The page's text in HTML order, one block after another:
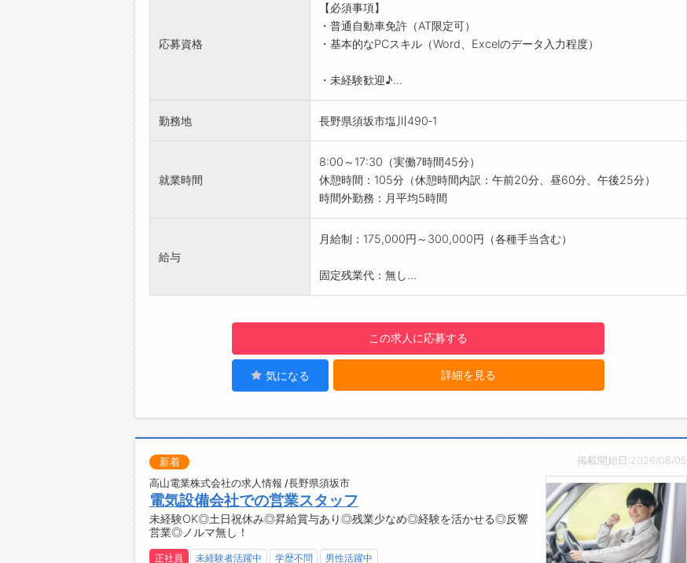
・見積作成（専用ソフト使用）
・現場打合せ
・その他業務に付随する業務
◎土日祝休み！嬉しい長期休暇もあります◎
◆年間休日117日でプライベートも充実
◆長期休暇あり：GW・お盆・年末年始
◆休日出勤無し
◎駅チカ！最寄駅から徒歩7分◎
◆電車通勤でも移動ラクラク
◎スキルUP◎
◎未経験からでも安心サポート◎
◆ソフト会社の通信教育があります
◆未経験でも安心して取り組める教育体制を整えています
◆先輩社員がしっかりサポートします
・職場は男性8割、女性2割の環境です
・仕事を進める中で困ったときには、すぐ先輩社員に質問できる環境で
す
・和気あいあいとした雰囲気で、堅苦しさのない職場です
・制服（ジャンパー）貸与あり
・冷暖房完備
【変更の範囲】
・会社の定める業務
・無し
応募資格
【必須事項】
・普通自動車免許（AT限定可）
・基本的なPCスキル（Word、Excelのデータ入力程度）
・未経験歓迎♪...
勤務地 長野県須坂市塩川490‐1
就業時間
8:00～17:30（実働7時間45分）
休憩時間：105分（休憩時間内訳：午前20分、昼60分、午後25分）
時間外勤務：月平均5時間
給与
月給制：175,000円～300,000円（各種手当含む）
固定残業代：無し...
この求人に応募する
気になる 詳細を見る
掲載開始日:2026/08/05
新着
高山電業株式会社の求人情報 /長野県須坂市
電気設備会社での営業スタッフ
未経験OK◎土日祝休み◎昇給賞与あり◎残業少なめ◎経験を活かせる◎反響
営業◎ノルマ無し！
正社員 未経験者活躍中 学歴不問 男性活躍中